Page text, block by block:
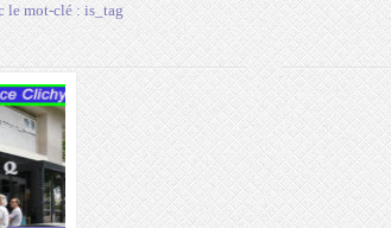
le mot-clé :is_tag